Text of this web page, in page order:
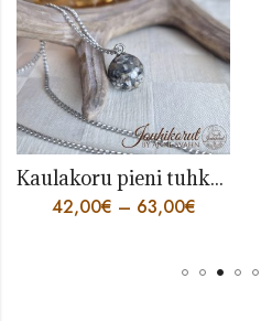
Kaulakoru pieni tuhkapallo
42,00€ – 63,00€